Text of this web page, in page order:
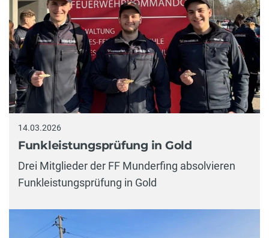
14.03.2026
Funkleistungsprüfung in Gold
Drei Mitglieder der FF Munderfing absolvieren
Funkleistungsprüfung in Gold